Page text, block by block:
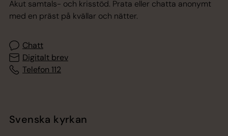
Akut samtals- och krisstöd. Prata eller chatta anonymt
med en präst på kvällar och nätter.
Chatt
Digitalt brev
Telefon 112
Svenska kyrkan